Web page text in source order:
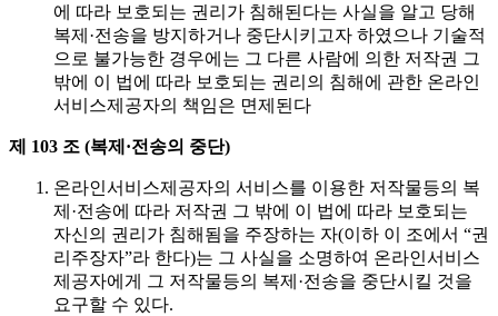
에 따라 보호되는 권리가 침해된다는 사실을 알고 당해
복제·전송을 방지하거나 중단시키고자 하였으나 기술적
으로 불가능한 경우에는 그 다른 사람에 의한 저작권 그
밖에 이 법에 따라 보호되는 권리의 침해에 관한 온라인
서비스제공자의 책임은 면제된다
제 103 조 (복제·전송의 중단)
온라인서비스제공자의 서비스를 이용한 저작물등의 복
제·전송에 따라 저작권 그 밖에 이 법에 따라 보호되는
자신의 권리가 침해됨을 주장하는 자(이하 이 조에서 “권
리주장자”라 한다)는 그 사실을 소명하여 온라인서비스
제공자에게 그 저작물등의 복제·전송을 중단시킬 것을
요구할 수 있다.